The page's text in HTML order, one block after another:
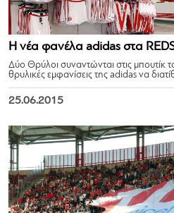
Η νέα φανέλα adidas στα
Δύο Θρύλοι συναντώνται στις μπουτίκ
θρυλικές εμφανίσεις της adidas να
25.06.2015